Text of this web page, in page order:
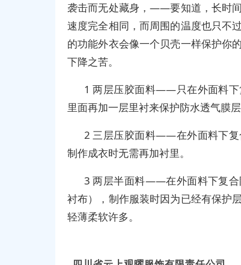
袭击而无处藏身，——要知道，长时
速度完全相同，而周围的温度也只不
的功能外衣会像一个贝壳一样保护你
下降之苦。
1 两层压胶面料――只在外面料下
里面再加一层里衬来保护防水透气膜层
2 三层压胶面料――在外面料下复
制作成衣时无需再加衬里。
3 两层半面料――在外面料下复合
衬布），制作服装时因为已经有保护
轻薄柔软许多。